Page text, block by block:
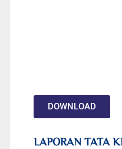
DOWNLOAD
LAPORAN TATA